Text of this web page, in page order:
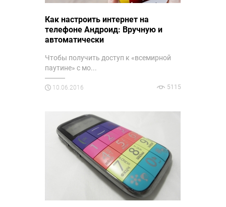
Как настроить интернет на
телефоне Андроид: Вручную и
автоматически
Чтобы получить доступ к «всемирной
паутине» с мо...
10.06.2016 5115